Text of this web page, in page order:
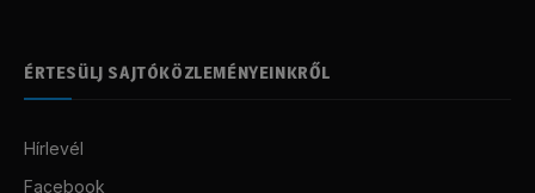
ÉRTESÜLJ SAJTÓKÖZLEMÉNYEINKRŐL
Hírlevél
Facebook